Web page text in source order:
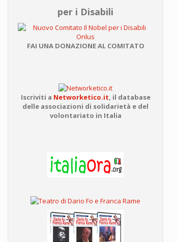
per i Disabili
FAI UNA DONAZIONE AL COMITATO
Iscriviti a Networketico.it il database
delle associazioni di solidarietà e del
volontariato in Italia